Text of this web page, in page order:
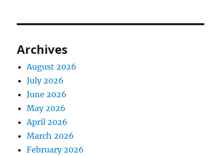
Archives
August 2026
July 2026
June 2026
May 2026
April 2026
March 2026
February 2026